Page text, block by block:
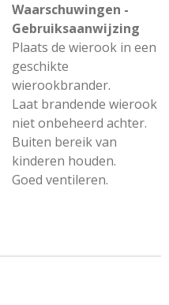
Waarschuwingen -
Gebruiksaanwijzing
Plaats de wierook in een
geschikte
wierookbrander.
Laat brandende wierook
niet onbeheerd achter.
Buiten bereik van
kinderen houden.
Goed ventileren.